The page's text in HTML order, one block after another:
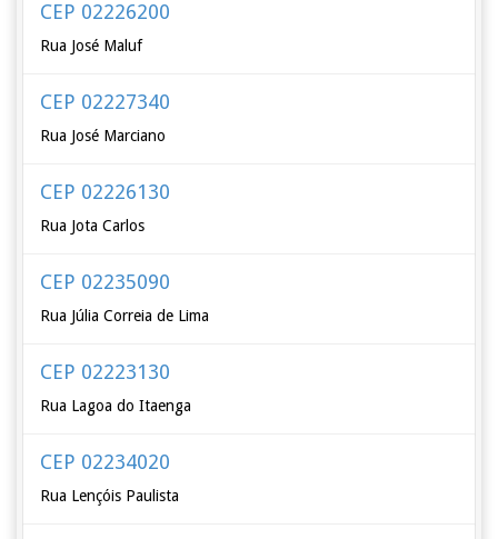
CEP 02226200
Rua José Maluf
CEP 02227340
Rua José Marciano
CEP 02226130
Rua Jota Carlos
CEP 02235090
Rua Júlia Correia de Lima
CEP 02223130
Rua Lagoa do Itaenga
CEP 02234020
Rua Lençóis Paulista